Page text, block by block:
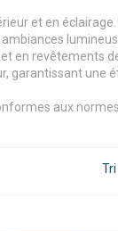
et en
en revêtements
garantissant une
aux
Tri